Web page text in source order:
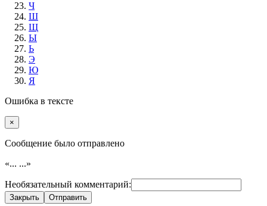
Ч
Ш
Щ
Ы
Ь
Э
Ю
Я
Ошибка в тексте
×
Cообщение было отправлено
«... ...»
Необязательный комментарий:
Закрыть Отправить